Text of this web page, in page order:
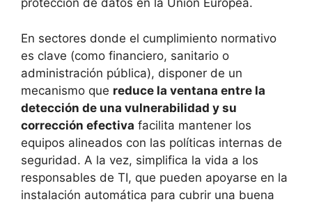
protección de datos en la Unión Europea.
En sectores donde el cumplimiento normativo
es clave (como financiero, sanitario o
administración pública), disponer de un
mecanismo que reduce la ventana entre la
detección de una vulnerabilidad y su
corrección efectiva facilita mantener los
equipos alineados con las políticas internas de
seguridad. A la vez, simplifica la vida a los
responsables de TI, que pueden apoyarse en la
instalación automática para cubrir una buena